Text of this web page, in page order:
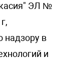
ЭЛ №
надзору в
и